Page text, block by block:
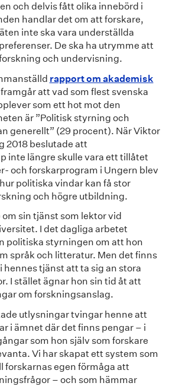
och delvis fått olika innebörd i
handlar det om att forskare,
inte ska vara underställda
De ska ha utrymme att
och undervisning.
rapport om akademisk
att vad som flest svenska
som ett hot mot den
är ”Politisk styrning och
generellt” (29 procent). När Viktor
2018 beslutade att
inte längre skulle vara ett tillåtet
och forskarprogram i Ungern blev
politiska vindar kan få stor
och högre utbildning.
sin tjänst som lektor vid
I det dagliga arbetet
politiska styrningen om att hon
språk och litteratur. Men det finns
hennes tjänst att ta sig an stora
I stället ägnar hon sin tid åt att
om forskningsanslag.
utlysningar tvingar henne att
i ämnet där det finns pengar – i
som hon själv som forskare
Vi har skapat ett system som
forskarnas egen förmåga att
– och som hämmar